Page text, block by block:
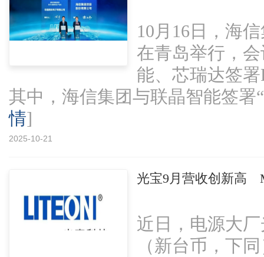
10月16日，海
在青岛举行，
能、芯瑞达签
其中，海信集团与联晶智能签署
情]
2025-10-21
光宝9月营收创新高
近日，电源大
（新台币，下